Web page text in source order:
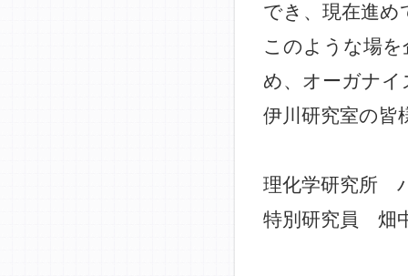
でき、現在進
このような場
め、オーガナイ
伊川研究室の皆
理化学研究所
特別研究員 畑